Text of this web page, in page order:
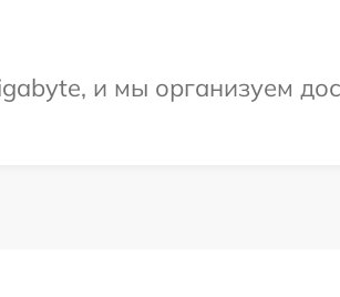
и мы организуем